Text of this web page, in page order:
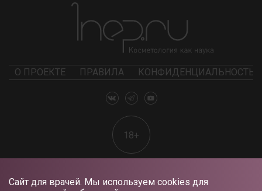
Сайт для врачей. Мы используем cookies для
О ПРОЕКТЕ ПРАВИЛА КОНФИДЕНЦИАЛЬНОСТЬ
18+